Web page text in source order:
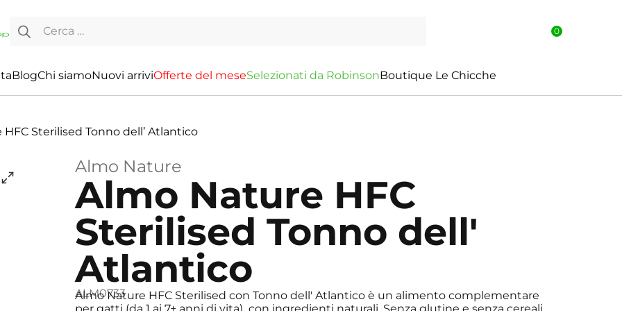
Ricerca per:
0
BlogChi siamoNuovi arriviOfferte del meseSelezionati da RobinsonBoutique Le Chicche
Sterilised Tonno dell’ Atlantico
Almo Nature
Almo Nature HFC
Sterilised Tonno dell'
Atlantico
ALM0733
Almo Nature HFC Sterilised con Tonno dell' Atlantico è un alimento complementare